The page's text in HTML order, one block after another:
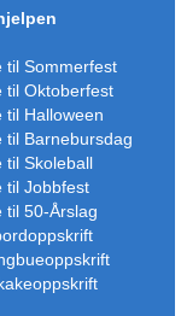
til Sommerfest
til Oktoberfest
til Halloween
til Barnebursdag
til Skoleball
til Jobbfest
til 50-Årslag